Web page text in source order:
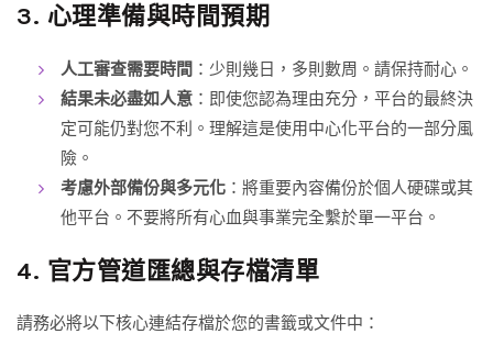
3. 心理準備與時間預期
人工審查需要時間 ：少則幾日，多則數周。請保持耐心。
結果未必盡如人意 ：即使您認為理由充分，平台的最終決
定可能仍對您不利。理解這是使用中心化平台的一部分風
險。
考慮外部備份與多元化 ：將重要內容備份於個人硬碟或其
他平台。不要將所有心血與事業完全繫於單一平台。
4. 官方管道匯總與存檔清單
請務必將以下核心連結存檔於您的書籤或文件中：